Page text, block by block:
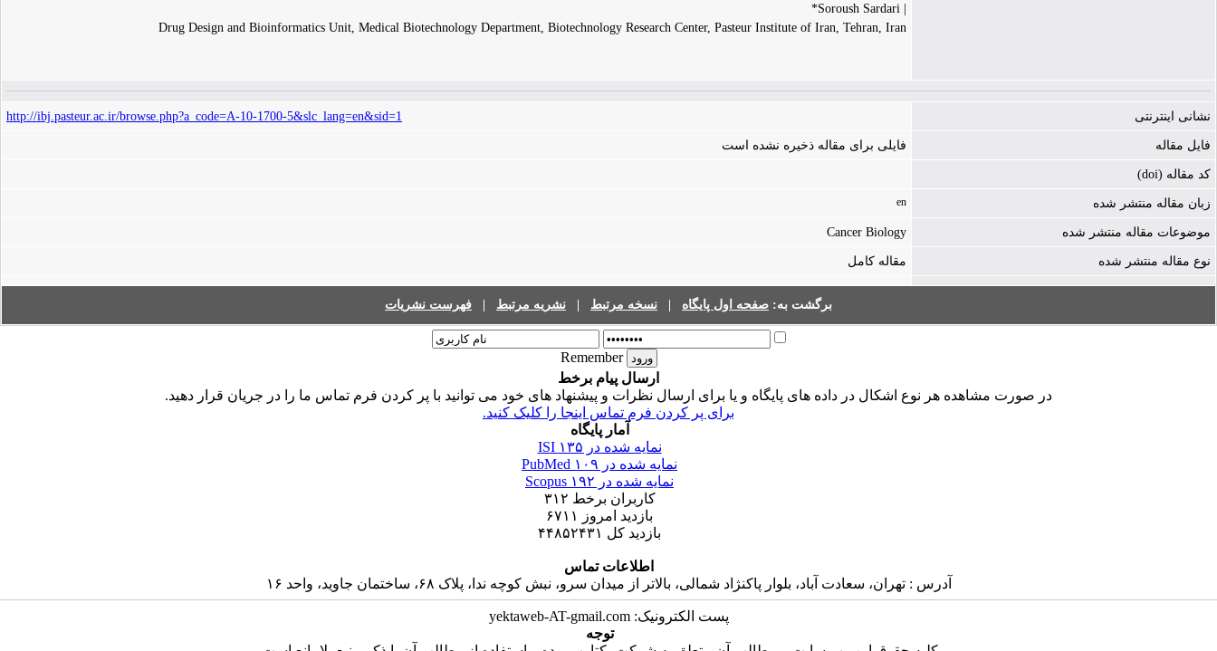
Drug Design and Bioinformatics Unit, Medical Biotechnology Department, Biotechnology Research Center, Pasteur Institute of Iran, Tehran, Iran
نشانی اینترنتی http://ibj.pasteur.ac.ir/browse.php?a_code=A-10-1700-5&slc_lang=en&sid=1
فایل مقاله فایلی برای مقاله ذخیره نشده است
کد مقاله (doi)
زبان مقاله منتشر شده en
موضوعات مقاله منتشر شده Cancer Biology
نوع مقاله منتشر شده مقاله کامل
برگشت به: صفحه اول پایگاه نسخه مرتبط نشریه مرتبط فهرست نشریات
Remember
ارسال پیام برخط
در صورت مشاهده هر نوع اشکال در داده های پایگاه و یا برای ارسال نظرات و پیشنهاد های خود می توانید با پر کردن فرم تماس ما را در جریان قرار دهید.
برای پر کردن فرم تماس اینجا را کلیک کنید.
آمار پایگاه
نمایه شده در ISI ۱۳۵
نمایه شده در PubMed ۱۰۹
نمایه شده در Scopus ۱۹۲
کاربران برخط ۳۱۲
بازدید امروز
۶۷۱۱
بازدید کل ۴۴۸۵۲۴۳۱
اطلاعات تماس
آدرس : تهران، سعادت آباد، بلوار پاکنژاد شمالی، بالاتر از میدان سرو، نبش کوچه ندا، پلاک ۶۸، ساختمان جاوید، واحد ۱۶
پست الکترونیک: yektaweb-AT-gmail.com
توجه